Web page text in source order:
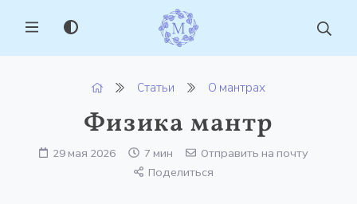
MENU
Статьи О мантрах
Физика мантр
29 мая 2026 7 мин
Отправить на почту
Поделиться